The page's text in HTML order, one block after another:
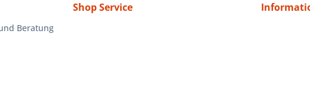
Beratung
Shop Service